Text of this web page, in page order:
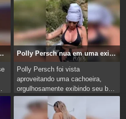
show erótico e...
tudo na rola Polly Persch nua em uma exibição erótica na cachoeira
Polly Persch foi vista
aproveitando uma cachoeira,
orgulhosamente exibindo seu belo
corpo nu. Seu sorriso radiante
demonstrava o prazer em...